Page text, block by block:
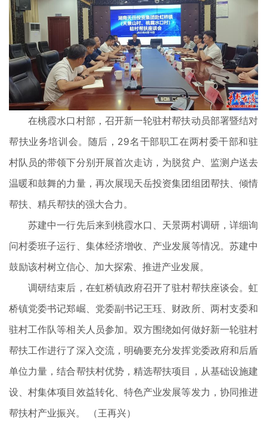
在桃霞水口村部，召开新一轮驻村帮扶动员部署暨结对
帮扶业务培训会。随后，29名干部职工在两村委干部和驻
村队员的带领下分别开展首次走访，为脱贫户、监测户送去
温暖和鼓舞的力量，再次展现天岳投资集团组团帮扶、倾情
帮扶、精兵帮扶的强大合力。
苏建中一行先后来到桃霞水口、天景两村调研，详细询
问村委班子运行、集体经济增收、产业发展等情况。苏建中
鼓励该村树立信心、加大探索、推进产业发展。
调研结束后，在虹桥镇政府召开了驻村帮扶座谈会。虹
桥镇党委书记郑崛、党委副书记王珏、财政所、两村支委和
驻村工作队等相关人员参加。双方围绕如何做好新一轮驻村
帮扶工作进行了深入交流，明确要充分发挥党委政府和后盾
单位力量，结合帮扶村优势，精选帮扶项目，从基础设施建
设、村集体项目效益转化、特色产业发展等发力，协同推进
帮扶村产业振兴。 （王再兴）